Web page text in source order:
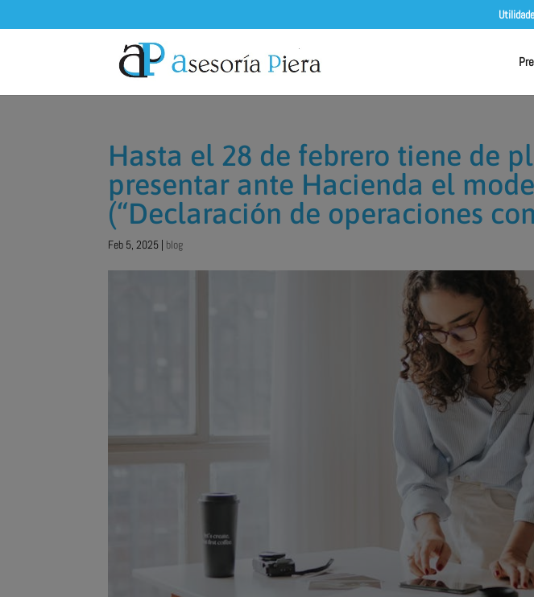
Hasta el 28 de febrero tiene de
presentar ante Hacienda el
(“Declaración de operaciones
Feb 5, 2025 | blog